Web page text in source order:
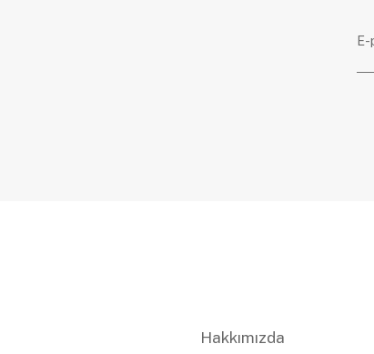
Hakkımızda